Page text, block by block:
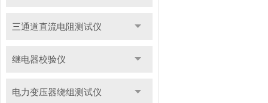
三通道直流电阻测试仪
继电器校验仪
电力变压器绕组测试仪